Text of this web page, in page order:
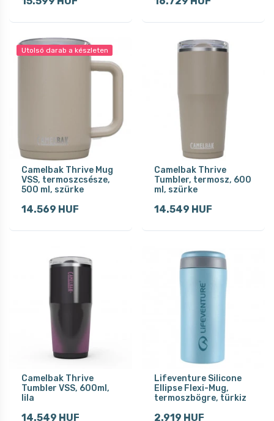
Utolsó darab a készleten
Camelbak Thrive Mug
VSS, termoszcsésze,
500 ml, szürke
14.569 HUF
Camelbak Thrive
Tumbler, termosz, 600
ml, szürke
14.549 HUF
Camelbak Thrive
Tumbler VSS, 600ml,
lila
14.549 HUF
Lifeventure Silicone
Ellipse Flexi-Mug,
termoszbögre, türkiz
2.919 HUF